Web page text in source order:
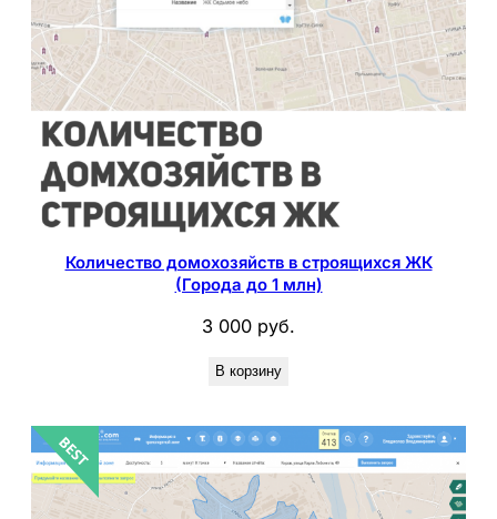
Количество домохозяйств в строящихся ЖК
(Города до 1 млн)
3 000 руб.
В корзину